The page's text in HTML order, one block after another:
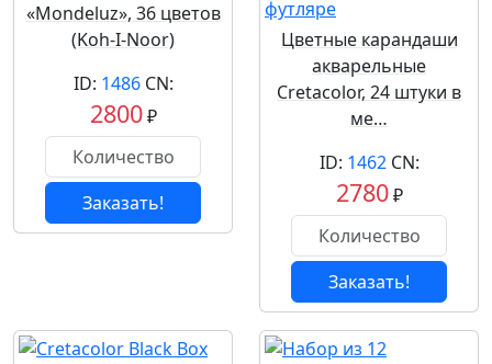
«Mondeluz», 36 цветов
(Koh-I-Noor)
ID: 1486CN:
2800₽
Заказать!
Цветные карандаши
акварельные
Cretacolor, 24 штуки в
ме…
ID: 1462CN:
2780₽
Заказать!